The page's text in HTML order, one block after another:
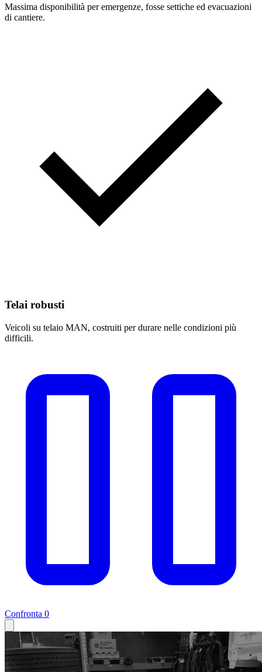
Massima disponibilità per emergenze, fosse settiche ed evacuazioni
di cantiere.
Telai robusti
Veicoli su telaio MAN, costruiti per durare nelle condizioni più
difficili.
Confronta 0